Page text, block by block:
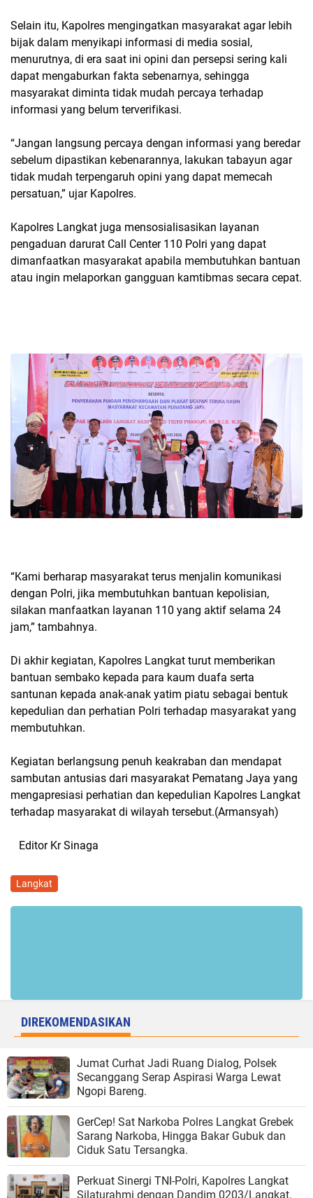
Selain itu, Kapolres mengingatkan masyarakat agar lebih
bijak dalam menyikapi informasi di media sosial,
menurutnya, di era saat ini opini dan persepsi sering kali
dapat mengaburkan fakta sebenarnya, sehingga
masyarakat diminta tidak mudah percaya terhadap
informasi yang belum terverifikasi.
“Jangan langsung percaya dengan informasi yang beredar
sebelum dipastikan kebenarannya, lakukan tabayun agar
tidak mudah terpengaruh opini yang dapat memecah
persatuan,” ujar Kapolres.
Kapolres Langkat juga mensosialisasikan layanan
pengaduan darurat Call Center 110 Polri yang dapat
dimanfaatkan masyarakat apabila membutuhkan bantuan
atau ingin melaporkan gangguan kamtibmas secara cepat.
“Kami berharap masyarakat terus menjalin komunikasi
dengan Polri, jika membutuhkan bantuan kepolisian,
silakan manfaatkan layanan 110 yang aktif selama 24
jam,” tambahnya.
Di akhir kegiatan, Kapolres Langkat turut memberikan
bantuan sembako kepada para kaum duafa serta
santunan kepada anak-anak yatim piatu sebagai bentuk
kepedulian dan perhatian Polri terhadap masyarakat yang
membutuhkan.
Kegiatan berlangsung penuh keakraban dan mendapat
sambutan antusias dari masyarakat Pematang Jaya yang
mengapresiasi perhatian dan kepedulian Kapolres Langkat
terhadap masyarakat di wilayah tersebut.(Armansyah)
Editor Kr Sinaga
Langkat
DIREKOMENDASIKAN
Jumat Curhat Jadi Ruang Dialog, Polsek
Secanggang Serap Aspirasi Warga Lewat
Ngopi Bareng.
GerCep! Sat Narkoba Polres Langkat Grebek
Sarang Narkoba, Hingga Bakar Gubuk dan
Ciduk Satu Tersangka.
Perkuat Sinergi TNI-Polri, Kapolres Langkat
Silaturahmi dengan Dandim 0203/Langkat.